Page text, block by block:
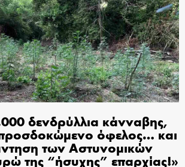
δενδρύλλια κάνναβης,
όφελος… και
των Αστυνομικών
της “ήσυχης” επαρχίας!»